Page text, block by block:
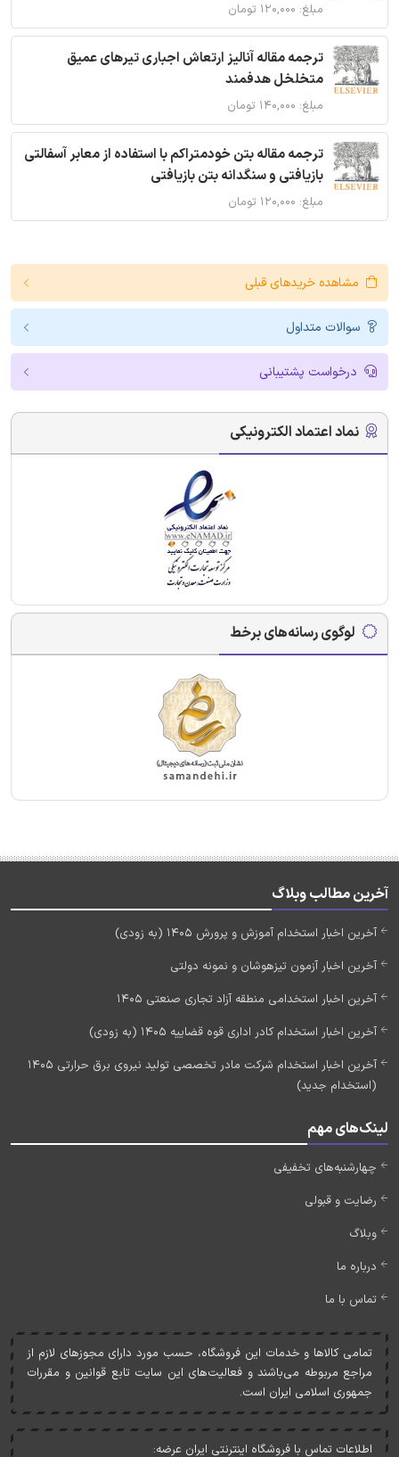
مبلغ: ۱۲۰,۰۰۰ تومان
ترجمه مقاله آنالیز ارتعاش اجباری تیرهای عمیق
متخلخل هدفمند
مبلغ: ۱۴۰,۰۰۰ تومان
ترجمه مقاله بتن خودمتراکم با استفاده از معابر آسفالتی
بازیافتی و سنگدانه بتن بازیافتی
مبلغ: ۱۲۰,۰۰۰ تومان
مشاهده خریدهای قبلی
سوالات متداول
درخواست پشتیبانی
نماد اعتماد الکترونیکی
لوگوی رسانه‌های برخط
آخرین مطالب وبلاگ
آخرین اخبار استخدام آموزش و پرورش 1405 (به زودی)
آخرین اخبار آزمون تیزهوشان و نمونه دولتی
آخرین اخبار استخدامی منطقه آزاد تجاری صنعتی 1405
آخرین اخبار استخدام کادر اداری قوه قضاییه 1405 (به زودی)
آخرین اخبار استخدام شرکت مادر تخصصی تولید نیروی برق حرارتی 1405
(استخدام جدید)
لینک‌های مهم
چهارشنبه‌های تخفیفی
رضایت و قبولی
وبلاگ
درباره ما
تماس با ما
تمامی کالاها و خدمات اين فروشگاه، حسب مورد دارای مجوزهای لازم از
مراجع مربوطه می‌باشند و فعاليت‌های اين سايت تابع قوانين و مقررات
جمهوری اسلامی ايران است.
اطلاعات تماس با فروشگاه اینترنتی ایران عرضه: